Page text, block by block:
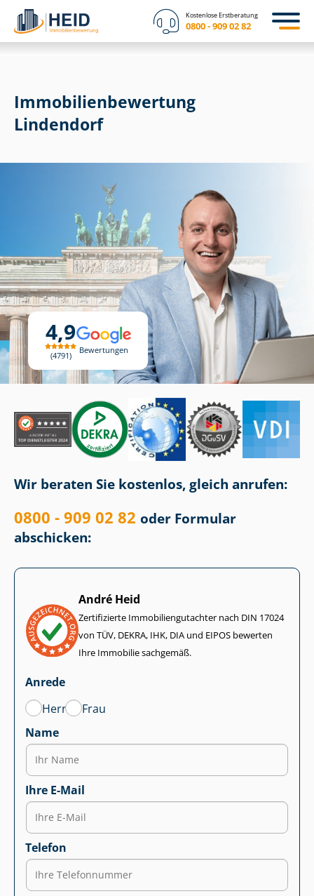
Kostenlose Erstberatung
0800 - 909 02 82
4,9
4791
Bewertungen
Immobilien­bewertung
Lindendorf
Wir beraten Sie kostenlos, gleich anrufen:
0800 - 909 02 82 oder Formular
abschicken:
André Heid
Zertifizierte Im­mo­bi­li­en­gut­ach­ter nach DIN 17024
von TÜV, DEKRA, IHK, DIA und EIPOS bewerten
Ihre Immobilie sachgemäß.
Anrede
Herr
Frau
Name
Ihre E-Mail
Telefon